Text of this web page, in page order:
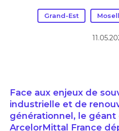
Grand-Est
Face aux enjeux de
industrielle et de
générationnel, le géant
ArcelorMittal France